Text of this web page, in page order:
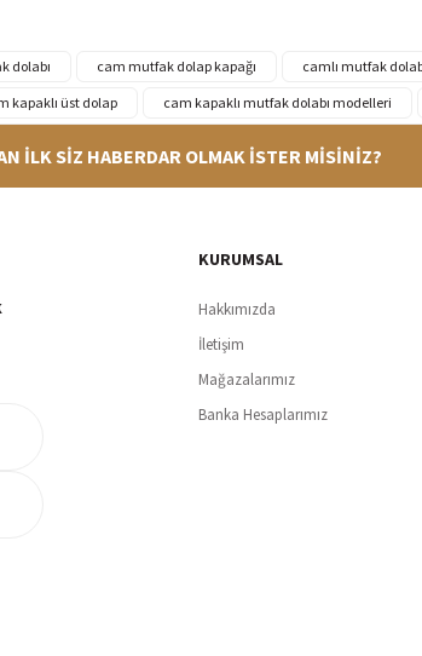
dolabı cam mutfak dolap kapağı camlı mutfak
kapaklı üst dolap
cam kapaklı mutfak dolabı modelleri
hazırlanarak kargoya verilir
256Bit SSl sertifikası
odaklı ve güvenilir hizmet anlayışı
İLK SİZ HABERDAR OLMAK İSTER MİSİNİZ?
KURUMSAL
Hakkımızda
İletişim
Mağazalarımız
Banka Hesaplarımız